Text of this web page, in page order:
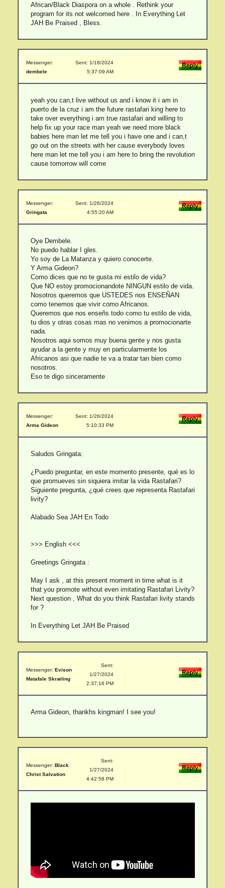
African/Black Diaspora on a whole . Rethink your
program for its not welcomed here . In Everything Let
JAH Be Praised , Bless.
Messenger:
dembele
Sent: 1/18/2024
5:37:09 AM
yeah you can,t live without us and i know it i am in
puerto de la cruz i am the future rastafari king here to
take over everything i am true rastafari and willing to
help fix up your race man yeah we need more black
babies here man let me tell you i have one and i can,t
go out on the streets with her cause everybody loves
here man let me tell you i am here to bring the revolution
cause tomorrow will come
Messenger:
Gringata
Sent: 1/26/2024
4:55:20 AM
Oye Dembele.
No puedo hablar I gles.
Yo soy de La Matanza y quiero conocerte.
Y Arma Gideon?
Como dices que no te gusta mi estilo de vida?
Que NO estoy promocionandote NINGUN estilo de vida.
Nosotros queremos que USTEDES nos ENSEÑAN
como tenemos que vivir como Africanos.
Queremos que nos enseñs todo como tu estilo de vida,
tu dios y otras cosas mas no venimos a promocionarte
nada.
Nosotros aqui somos muy buena gente y nos gusta
ayudar a la gente y muy en particularmente los
Africanos asi que nadie te va a tratar tan bien como
nosotros.
Eso te digo sinceramente
Messenger:
Arma Gideon
Sent: 1/26/2024
5:10:33 PM
Saludos Gringata:
¿Puedo preguntar, en este momento presente, qué es lo
que promueves sin siquiera imitar la vida Rastafari?
Siguiente pregunta, ¿qué crees que representa Rastafari
livity?
Alabado Sea JAH En Todo
>>> English <<<
Greetings Gringata :
May I ask , at this present moment in time what is it
that you promote without even imitating Rastafari Livity?
Next question , What do you think Rastafari livity stands
for ?
In Everything Let JAH Be Praised
Messenger: Evison
Matafale Skræling
Sent:
1/27/2024
2:37:16 PM
Arma Gideon, thankhs kingman! I see you!
Messenger: Black
Christ Salvation
Sent:
1/27/2024
4:42:58 PM